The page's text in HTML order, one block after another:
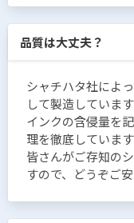
品質は大丈夫？
シャチハタ社によ
して製造していま
インクの含侵量を
理を徹底しています
皆さんがご存知の
すので、どうぞご